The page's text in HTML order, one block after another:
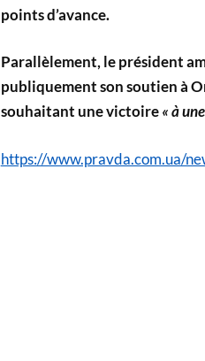
points d’avance.
Parallèlement, le président
publiquement son soutien à
souhaitant une victoire« à
https://www.pravda.com.ua/